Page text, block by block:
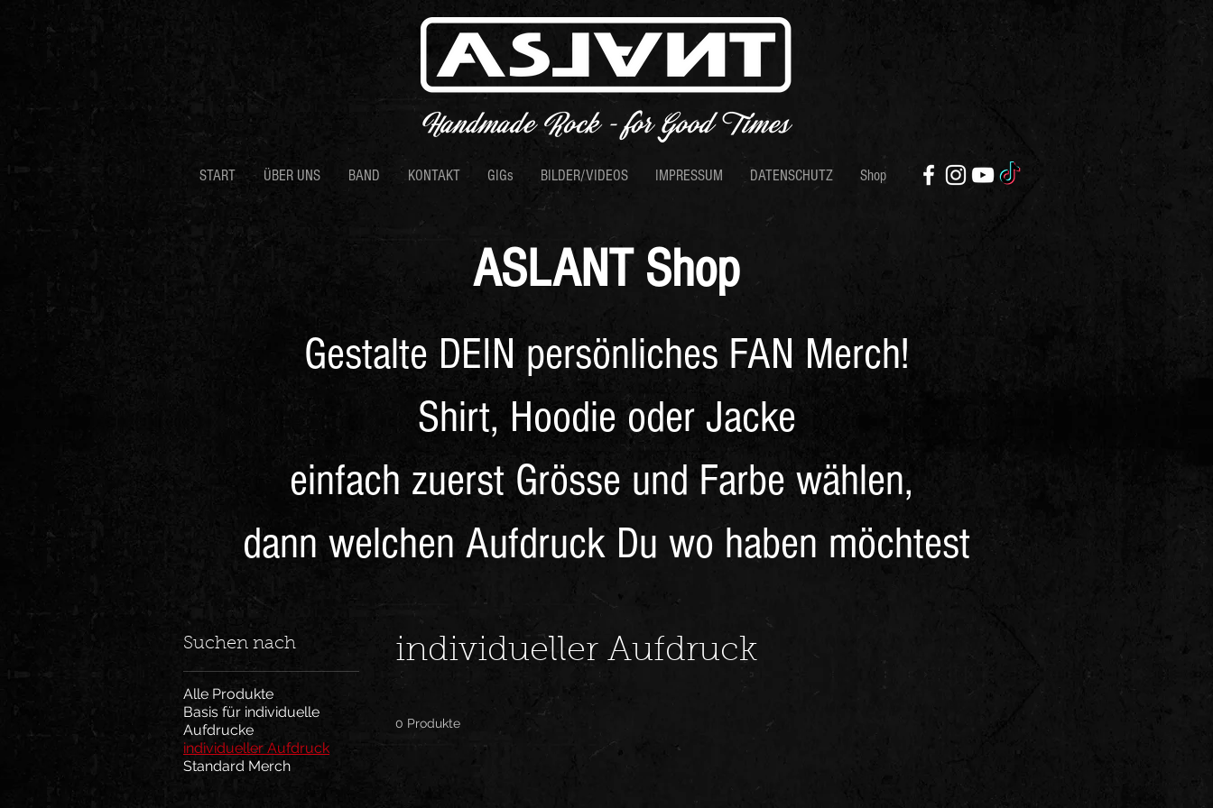
START ÜBER UNS BAND KONTAKT GIGs BILDER/VIDEOS IMPRESSUM DATENSCHUTZ Shop
ASLANT Shop
Gestalte DEIN persönliches FAN Merch!
Shirt, Hoodie oder Jacke
einfach zuerst Grösse und Farbe wählen,
dann welchen Aufdruck Du wo haben möchtest
Suchen nach
Alle Produkte
Basis für individuelle
Aufdrucke
individueller Aufdruck
Standard Merch
individueller Aufdruck
0 Produkte